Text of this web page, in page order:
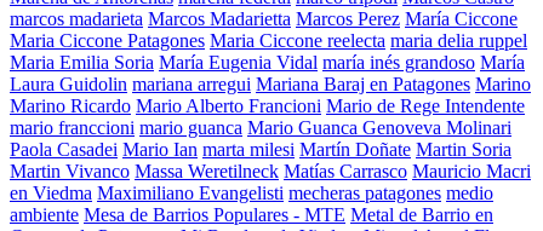
marcos madarieta Marcos Madarietta Marcos Perez María Ciccone
Maria Ciccone Patagones Maria Ciccone reelecta maria delia ruppel
Maria Emilia Soria María Eugenia Vidal maría inés grandoso María
Laura Guidolin mariana arregui Mariana Baraj en Patagones Marino
Marino Ricardo Mario Alberto Francioni Mario de Rege Intendente
mario franccioni mario guanca Mario Guanca Genoveva Molinari
Paola Casadei Mario Ian marta milesi Martín Doñate Martin Soria
Martin Vivanco Massa Weretilneck Matías Carrasco Mauricio Macri
en Viedma Maximiliano Evangelisti mecheras patagones medio
ambiente Mesa de Barrios Populares - MTE Metal de Barrio en